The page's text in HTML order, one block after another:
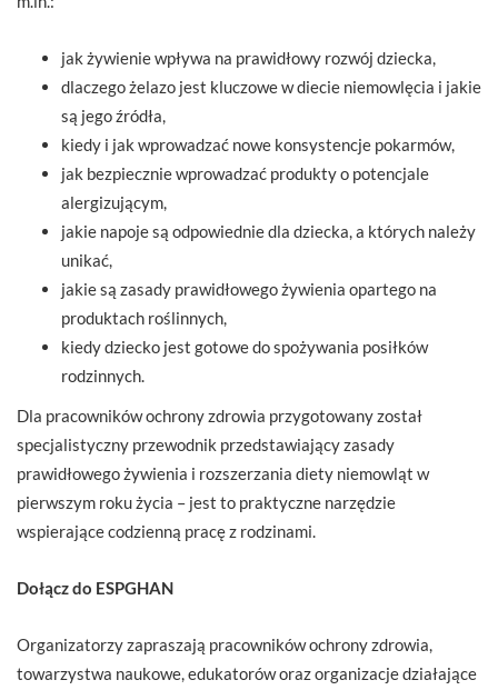
jak żywienie wpływa na prawidłowy rozwój dziecka,
dlaczego żelazo jest kluczowe w diecie niemowlęcia i jakie
są jego źródła,
kiedy i jak wprowadzać nowe konsystencje pokarmów,
jak bezpiecznie wprowadzać produkty o potencjale
alergizującym,
jakie napoje są odpowiednie dla dziecka, a których należy
unikać,
jakie są zasady prawidłowego żywienia opartego na
produktach roślinnych,
kiedy dziecko jest gotowe do spożywania posiłków
rodzinnych.
Dla pracowników ochrony zdrowia przygotowany został
specjalistyczny przewodnik przedstawiający zasady
prawidłowego żywienia i rozszerzania diety niemowląt w
pierwszym roku życia – jest to praktyczne narzędzie
wspierające codzienną pracę z rodzinami.
Dołącz do ESPGHAN
Organizatorzy zapraszają pracowników ochrony zdrowia,
towarzystwa naukowe, edukatorów oraz organizacje działające